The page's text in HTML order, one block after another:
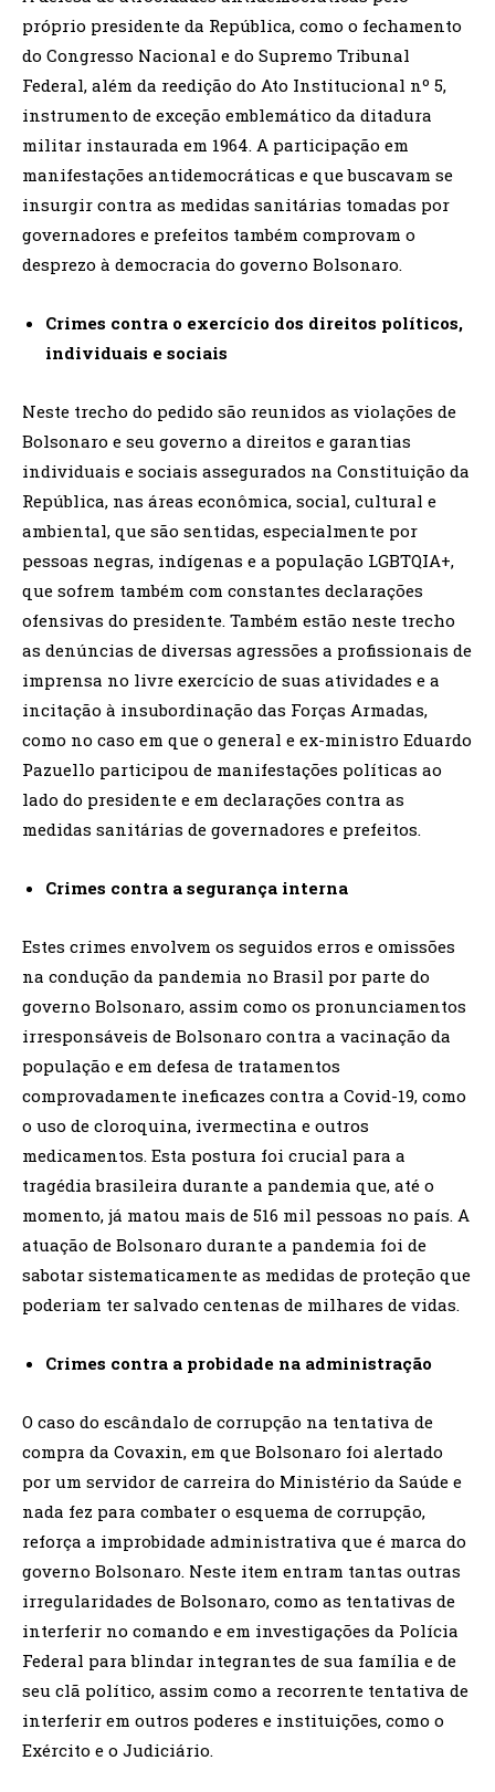
próprio presidente da República, como o fechamento
do Congresso Nacional e do Supremo Tribunal
Federal, além da reedição do Ato Institucional nº 5,
instrumento de exceção emblemático da ditadura
militar instaurada em 1964. A participação em
manifestações antidemocráticas e que buscavam se
insurgir contra as medidas sanitárias tomadas por
governadores e prefeitos também comprovam o
desprezo à democracia do governo Bolsonaro.
Crimes contra o exercício dos direitos políticos,
individuais e sociais
Neste trecho do pedido são reunidos as violações de
Bolsonaro e seu governo a direitos e garantias
individuais e sociais assegurados na Constituição da
República, nas áreas econômica, social, cultural e
ambiental, que são sentidas, especialmente por
pessoas negras, indígenas e a população LGBTQIA+,
que sofrem também com constantes declarações
ofensivas do presidente. Também estão neste trecho
as denúncias de diversas agressões a profissionais de
imprensa no livre exercício de suas atividades e a
incitação à insubordinação das Forças Armadas,
como no caso em que o general e ex-ministro Eduardo
Pazuello participou de manifestações políticas ao
lado do presidente e em declarações contra as
medidas sanitárias de governadores e prefeitos.
Crimes contra a segurança interna
Estes crimes envolvem os seguidos erros e omissões
na condução da pandemia no Brasil por parte do
governo Bolsonaro, assim como os pronunciamentos
irresponsáveis de Bolsonaro contra a vacinação da
população e em defesa de tratamentos
comprovadamente ineficazes contra a Covid-19, como
o uso de cloroquina, ivermectina e outros
medicamentos. Esta postura foi crucial para a
tragédia brasileira durante a pandemia que, até o
momento, já matou mais de 516 mil pessoas no país. A
atuação de Bolsonaro durante a pandemia foi de
sabotar sistematicamente as medidas de proteção que
poderiam ter salvado centenas de milhares de vidas.
Crimes contra a probidade na administração
O caso do escândalo de corrupção na tentativa de
compra da Covaxin, em que Bolsonaro foi alertado
por um servidor de carreira do Ministério da Saúde e
nada fez para combater o esquema de corrupção,
reforça a improbidade administrativa que é marca do
governo Bolsonaro. Neste item entram tantas outras
irregularidades de Bolsonaro, como as tentativas de
interferir no comando e em investigações da Polícia
Federal para blindar integrantes de sua família e de
seu clã político, assim como a recorrente tentativa de
interferir em outros poderes e instituições, como o
Exército e o Judiciário.